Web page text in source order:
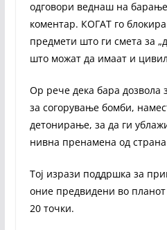
одговори веднаш на
коментар. КОГАТ го
предмети што ги смета за
што можат да имаат и
Ор рече дека бара дозвола
за согорување бомби,
детонирање, за да ги
нивна пренамена од
Тој изрази поддршка за
оние предвидени во
20 точки.